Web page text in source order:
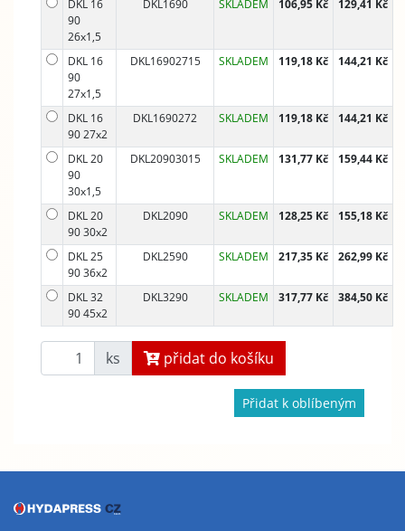
DKL 16
90
26x1,5
DKL1690 SKLADEM 106,95 Kč 129,41 Kč
DKL 16
90
27x1,5
DKL16902715 SKLADEM 119,18 Kč 144,21 Kč
DKL 16
90 27x2
DKL1690272 SKLADEM 119,18 Kč 144,21 Kč
DKL 20
90
30x1,5
DKL20903015 SKLADEM 131,77 Kč 159,44 Kč
DKL 20
90 30x2
DKL2090 SKLADEM 128,25 Kč 155,18 Kč
DKL 25
90 36x2
DKL2590 SKLADEM 217,35 Kč 262,99 Kč
DKL 32
90 45x2
DKL3290 SKLADEM 317,77 Kč 384,50 Kč
ks přidat do košíku
Přidat k oblíbeným